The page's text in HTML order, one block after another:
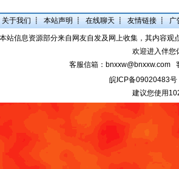
关于我们 ┋ 本站声明 ┋ 在线聊天 ┋ 友情链接 ┋ 广
本站信息资源部分来自网友自发及网上收集，其内容
欢迎进入伴您
客服信箱：bnxxw@bnxxw.com
皖ICP备09020483号
建议您使用